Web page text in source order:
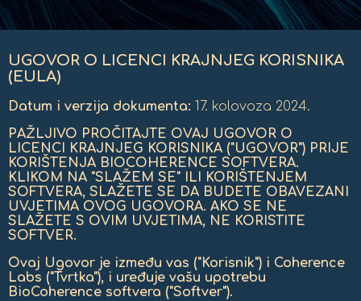
UGOVOR O LICENCI KRAJNJEG KORISNIKA
(EULA)
Datum i verzija dokumenta: 17. kolovoza 2024.
PAŽLJIVO PROČITAJTE OVAJ UGOVOR O
LICENCI KRAJNJEG KORISNIKA ("UGOVOR") PRIJE
KORIŠTENJA BIOCOHERENCE SOFTVERA.
KLIKOM NA "SLAŽEM SE" ILI KORIŠTENJEM
SOFTVERA, SLAŽETE SE DA BUDETE OBAVEZANI
UVJETIMA OVOG UGOVORA. AKO SE NE
SLAŽETE S OVIM UVJETIMA, NE KORISTITE
SOFTVER.
Ovaj Ugovor je između vas ("Korisnik") i Coherence
Labs ("Tvrtka"), i uređuje vašu upotrebu
BioCoherence softvera ("Softver").